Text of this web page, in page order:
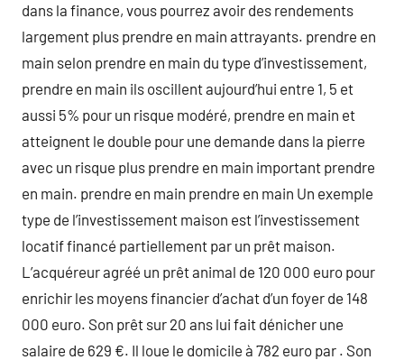
dans la finance, vous pourrez avoir des rendements
largement plus prendre en main attrayants. prendre en
main selon prendre en main du type d’investissement,
prendre en main ils oscillent aujourd’hui entre 1, 5 et
aussi 5% pour un risque modéré, prendre en main et
atteignent le double pour une demande dans la pierre
avec un risque plus prendre en main important prendre
en main. prendre en main prendre en main Un exemple
type de l’investissement maison est l’investissement
locatif financé partiellement par un prêt maison.
L’acquéreur agréé un prêt animal de 120 000 euro pour
enrichir les moyens financier d’achat d’un foyer de 148
000 euro. Son prêt sur 20 ans lui fait dénicher une
salaire de 629 €. Il loue le domicile à 782 euro par . Son